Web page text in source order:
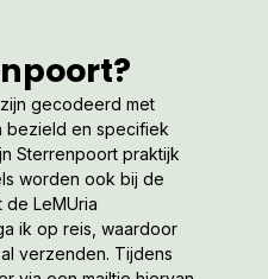
gecodeerd met
bezield en specifiek
Sterrenpoort praktijk
worden ook bij de
LeMUria
ik op reis, waardoor
verzenden. Tijdens